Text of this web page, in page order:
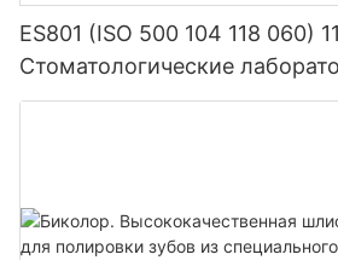
ES801 (ISO 500 104 118 060)
Стоматологические
Плотность Плотном карбид